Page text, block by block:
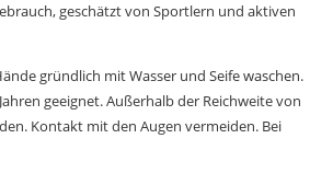
geschätzt von Sportlern und aktiven
gründlich mit Wasser und Seife waschen.
geeignet. Außerhalb der Reichweite von
Kontakt mit den Augen vermeiden. Bei